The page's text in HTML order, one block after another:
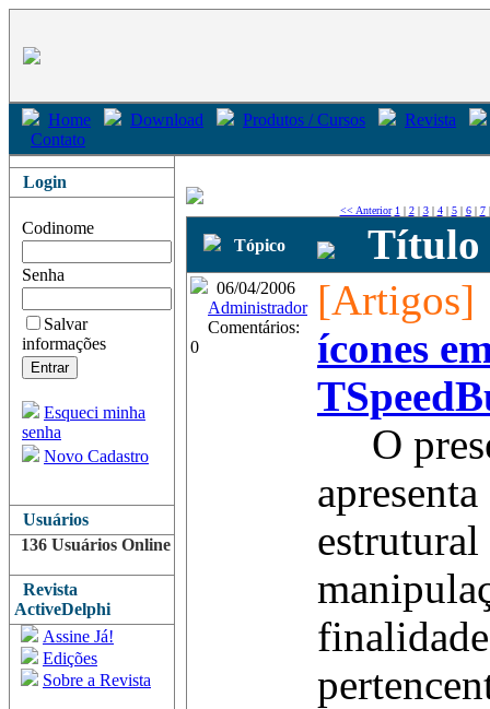
Home Download Produtos / Cursos
Revista
Contato
Login
Codinome
Senha
Salvar
informações
Esqueci minha
senha
Novo Cadastro
Usuários
136 Usuários Online
Revista
ActiveDelphi
Assine Já!
Edições
Sobre a Revista
<< Anterior 1 | 2| 3| 4| 5| 6| 7
Tópico Título
06/04/2006
Administrador
Comentários:
0
[Artigos]
ícones
O
estrutural